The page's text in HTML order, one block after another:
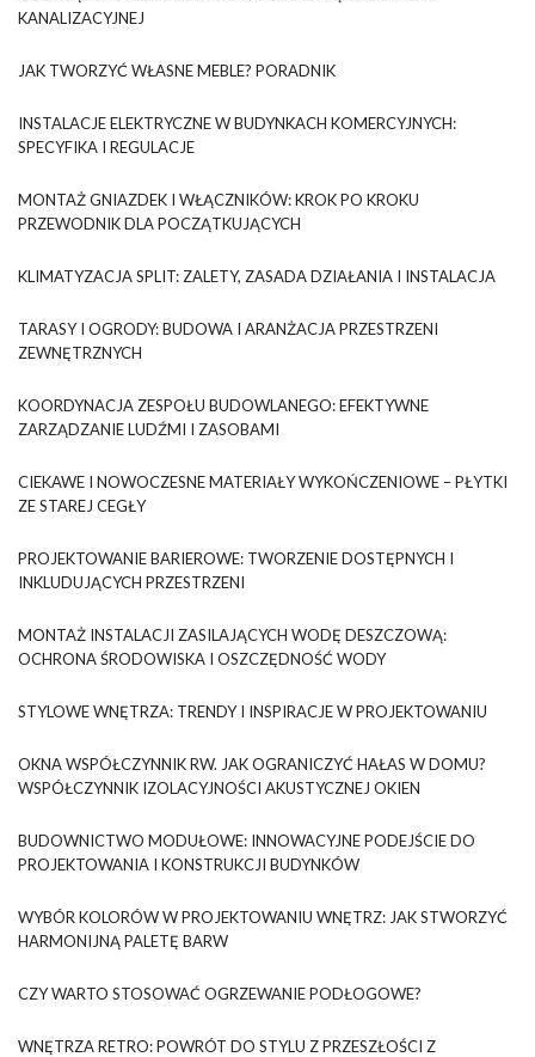
KANALIZACYJNEJ
JAK TWORZYĆ WŁASNE MEBLE? PORADNIK
INSTALACJE ELEKTRYCZNE W BUDYNKACH KOMERCYJNYCH:
SPECYFIKA I REGULACJE
MONTAŻ GNIAZDEK I WŁĄCZNIKÓW: KROK PO KROKU
PRZEWODNIK DLA POCZĄTKUJĄCYCH
KLIMATYZACJA SPLIT: ZALETY, ZASADA DZIAŁANIA I INSTALACJA
TARASY I OGRODY: BUDOWA I ARANŻACJA PRZESTRZENI
ZEWNĘTRZNYCH
KOORDYNACJA ZESPOŁU BUDOWLANEGO: EFEKTYWNE
ZARZĄDZANIE LUDŹMI I ZASOBAMI
CIEKAWE I NOWOCZESNE MATERIAŁY WYKOŃCZENIOWE – PŁYTKI
ZE STAREJ CEGŁY
PROJEKTOWANIE BARIEROWE: TWORZENIE DOSTĘPNYCH I
INKLUDUJĄCYCH PRZESTRZENI
MONTAŻ INSTALACJI ZASILAJĄCYCH WODĘ DESZCZOWĄ:
OCHRONA ŚRODOWISKA I OSZCZĘDNOŚĆ WODY
STYLOWE WNĘTRZA: TRENDY I INSPIRACJE W PROJEKTOWANIU
OKNA WSPÓŁCZYNNIK RW. JAK OGRANICZYĆ HAŁAS W DOMU?
WSPÓŁCZYNNIK IZOLACYJNOŚCI AKUSTYCZNEJ OKIEN
BUDOWNICTWO MODUŁOWE: INNOWACYJNE PODEJŚCIE DO
PROJEKTOWANIA I KONSTRUKCJI BUDYNKÓW
WYBÓR KOLORÓW W PROJEKTOWANIU WNĘTRZ: JAK STWORZYĆ
HARMONIJNĄ PALETĘ BARW
CZY WARTO STOSOWAĆ OGRZEWANIE PODŁOGOWE?
WNĘTRZA RETRO: POWRÓT DO STYLU Z PRZESZŁOŚCI Z